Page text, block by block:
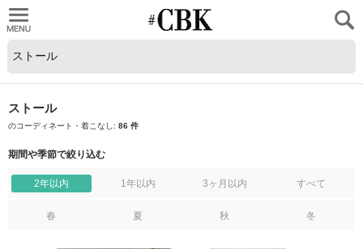
ストール
のコーディネート・着こなし: 86 件
期間や季節で絞り込む
2年以内 1年以内 3ヶ月以内 すべて
春 夏 秋 冬